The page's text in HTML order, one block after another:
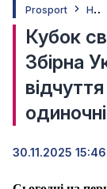
Prosport Н
овини
Кубок
Збірна
30.11.2025 15:46